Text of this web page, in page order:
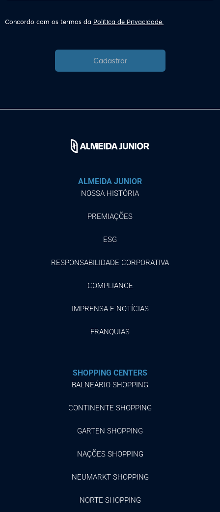
Concordo com os termos da Política de Privacidade.
Cadastrar
ALMEIDA JUNIOR
NOSSA HISTÓRIA
PREMIAÇÕES
ESG
RESPONSABILIDADE CORPORATIVA
COMPLIANCE
IMPRENSA E NOTÍCIAS
FRANQUIAS
SHOPPING CENTERS
BALNEÁRIO SHOPPING
CONTINENTE SHOPPING
GARTEN SHOPPING
NAÇÕES SHOPPING
NEUMARKT SHOPPING
NORTE SHOPPING